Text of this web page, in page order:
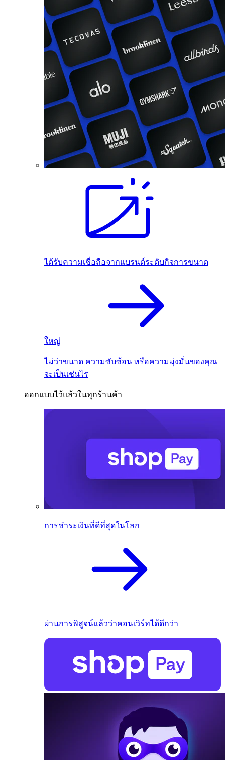
ได้รับความเชื่อถือจากแบรนด์ระดับกิจการขนาด
ใหญ่
ไม่ว่าขนาด ความซับซ้อน หรือความมุ่งมั่นของคุณ
จะเป็นเช่นไร
ออกแบบไว้แล้วในทุกร้านค้า
การชำระเงินที่ดีที่สุดในโลก
ผ่านการพิสูจน์แล้วว่าคอนเวิร์ทได้ดีกว่า